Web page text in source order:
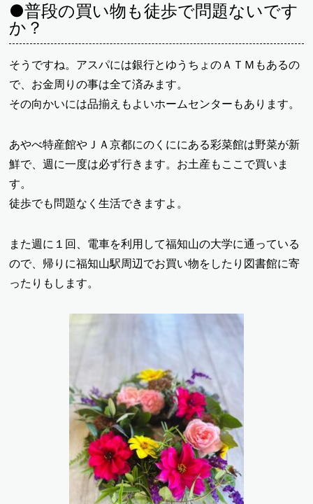
●普段の買い物も徒歩で問題ないです
か？
そうですね。アスパには銀行とゆうちょのＡＴＭもあるの
で、お金周りの事は全て済みます。
その向かいには品揃えもよいホームセンターもあります。
あやべ特産館やＪＡ京都にのくににある彩菜館は野菜が新
鮮で、週に一度は必ず行きます。お土産もここで買いま
す。
徒歩でも問題なく生活できますよ。
また週に１回、電車を利用して福知山の大学に通っている
ので、帰りに福知山駅周辺でお買い物をしたり図書館に寄
ったりもします。